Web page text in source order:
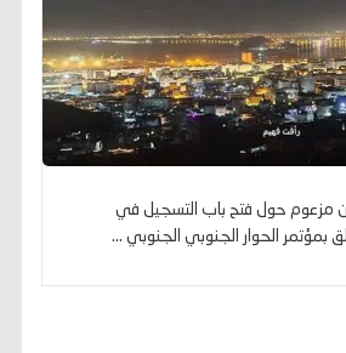
مزعوم حول فتح باب التسجيل في
الحوار الجنوبي الجنوبي ...